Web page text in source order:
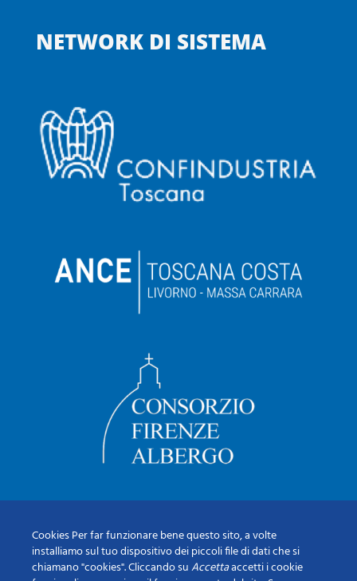
NETWORK DI SISTEMA
Cookies Per far funzionare bene questo sito, a volte
installiamo sul tuo dispositivo dei piccoli file di dati che si
chiamano "cookies". Cliccando suAccettaaccetti i cookie